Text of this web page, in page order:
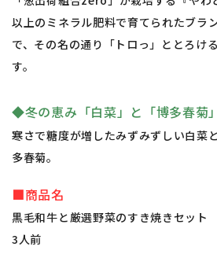
以上のミネラル肥料で育てられたブラ
で、その名の通り「トロっ」ととろけ
す。
◆冬の恵み「白菜」と「博多春菊」
寒さで糖度が増したみずみずしい白菜
多春菊。
■商品名
黒毛和牛と厳選野菜のすき焼きセット
3人前